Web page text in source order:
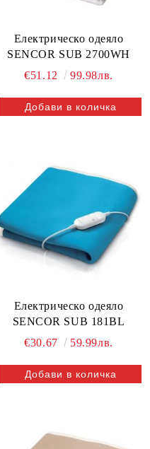
Електрическо одеяло
SENCOR SUB 2700WH
€51.12
99.98лв.
Електрическо одеяло
SENCOR SUB 181BL
€30.67
59.99лв.